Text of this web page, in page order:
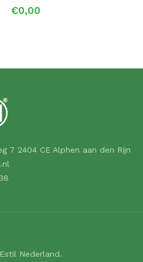
€0,00
7 2404 CE Alphen aan den Rijn
Nederland.